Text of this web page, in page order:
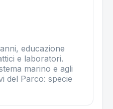
educazione
e laboratori.
marino e agli
del Parco: specie